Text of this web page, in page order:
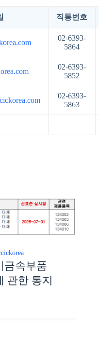
직통번호
02-6393-
5864
02-6393-
5852
02-6393-
5863
금속부품
관한 통지